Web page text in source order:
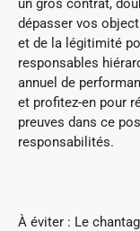
un gros contrat,
dépasser vos
et de la légitimité
responsables
annuel de
et profitez-en pour
preuves dans ce
responsabilités.
À éviter : Le